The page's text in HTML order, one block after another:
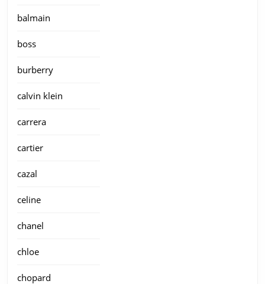
balmain
boss
burberry
calvin klein
carrera
cartier
cazal
celine
chanel
chloe
chopard